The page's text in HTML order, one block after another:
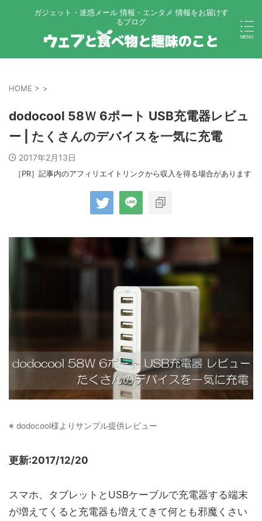
ガジェット・迷惑メール 情報・エンタメ 情報をお届けす
るブログ
HOME > >
dodocool 58Ｗ 6ポート USB充電器レビュ
ー | たくさんのデバイスを一気に充電
2017年2月13日
［PR］記事内のアフィリエイトリンクから収入を得る場合があります
※ dodocool様よりサンプル提供レビュー
更新:2017/12/20
スマホ、タブレットとUSBケーブルで充電器する端末
が増えてくると充電器も増えてきて何とも邪魔くさい